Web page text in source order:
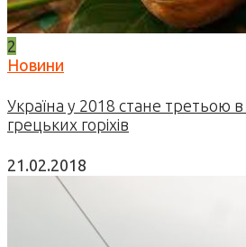
2
Новини
Україна у 2018 стане третьою в
грецьких горіхів
21.02.2018